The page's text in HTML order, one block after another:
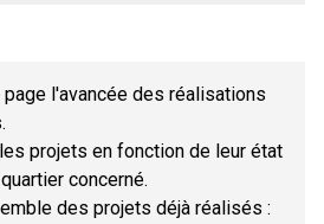
l'avancée des réalisations
projets en fonction de leur état
concerné.
des projets déjà réalisés :